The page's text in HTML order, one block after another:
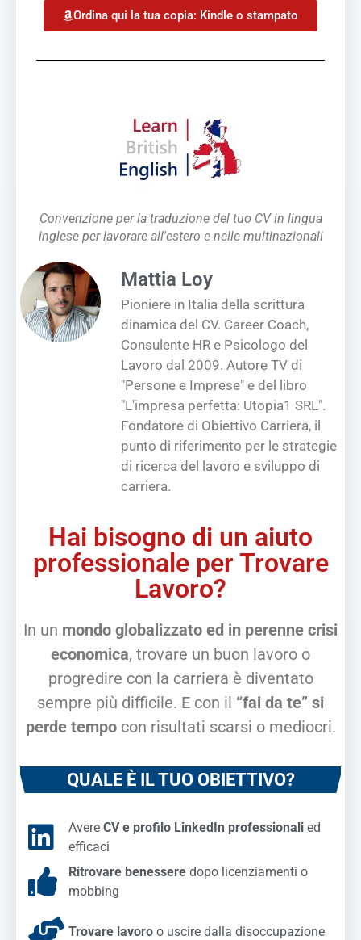
Ordina qui la tua copia: Kindle o stampato
Convenzione per la traduzione del tuo CV in lingua
inglese per lavorare all'estero e nelle multinazionali
Mattia Loy
Pioniere in Italia della scrittura
dinamica del CV. Career Coach,
Consulente HR e Psicologo del
Lavoro dal 2009. Autore TV di
"Persone e Imprese" e del libro
"L'impresa perfetta: Utopia1 SRL".
Fondatore di Obiettivo Carriera, il
punto di riferimento per le strategie
di ricerca del lavoro e sviluppo di
carriera.
Hai bisogno di un aiuto
professionale per Trovare
Lavoro?
In un mondo globalizzato ed in perenne crisi
economica, trovare un buon lavoro o
progredire con la carriera è diventato
sempre più difficile. E con il “fai da te” si
perde tempocon risultati scarsi o mediocri.
QUALE È IL TUO OBIETTIVO?
Avere CV e profilo LinkedIn professionali ed
efficaci
Ritrovare benessere dopo licenziamenti o
mobbing
Trovare lavoro o uscire dalla disoccupazione